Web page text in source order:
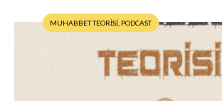
MUHABBET TEORİSİ PODCAST